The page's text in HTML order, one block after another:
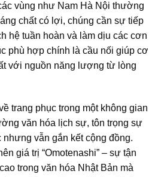
vùng như Nam Hà Nội thường
chất có lợi, chúng cần sự tiếp
hệ tuần hoàn và làm dịu các cơn
phù hợp chính là cầu nối giúp cơ
với nguồn năng lượng từ lòng
trang phục trong một không gian
văn hóa lịch sự, tôn trọng sự
vẫn gắn kết cộng đồng.
giá trị “Omotenashi” – sự tận
trong văn hóa Nhật Bản mà